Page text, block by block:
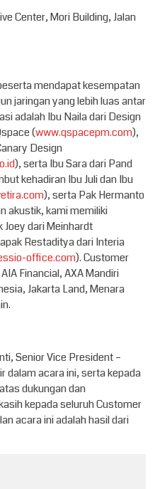
Center, Mori Building, Jalan
mendapat kesempatan
jaringan yang lebih luas antar
adalah Ibu Naila dari Design
(www.qspacepm.com),
Design
), serta Ibu Sara dari Pand
kehadiran Ibu Juli dan Ibu
), serta Pak Hermanto
akustik, kami memiliki
Joey dari Meinhardt
Restaditya dari Interia
office.com). Customer
Financial, AXA Mandiri
Jakarta Land, Menara
Senior Vice President –
dalam acara ini, serta kepada
dukungan dan
kepada seluruh Customer
acara ini adalah hasil dari